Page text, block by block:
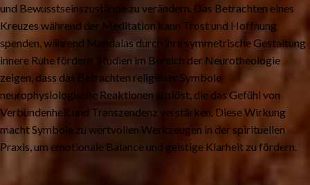
und Bewusstseinszustände zu verändern. Das Betrachten eines
Kreuzes während der Meditation kann Trost und Hoffnung
spenden, während Mandalas durch ihre symmetrische Gestaltung
innere Ruhe fördern. Studien im Bereich der Neurotheologie
zeigen, dass das Betrachten religiöser Symbole
neurophysiologische Reaktionen auslöst, die das Gefühl von
Verbundenheit und Transzendenz verstärken. Diese Wirkung
macht Symbole zu wertvollen Werkzeugen in der spirituellen
Praxis, um emotionale Balance und geistige Klarheit zu fördern.